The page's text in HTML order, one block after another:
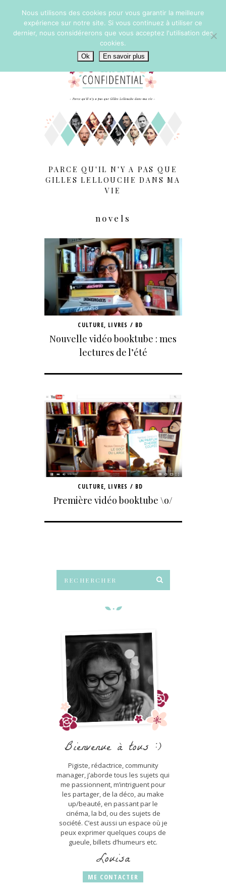
PARCE QU'IL N'Y A PAS QUE
GILLES LELLOUCHE DANS MA
VIE
novels
CULTURE, LIVRES / BD
Nouvelle vidéo booktube : mes
lectures de l’été
CULTURE, LIVRES / BD
Première vidéo booktube \o/
Bienvenue à tous :)
Pigiste, rédactrice, community
manager, j’aborde tous les sujets qui
me passionnent, m’intriguent pour
les partager, de la déco, au make
up/beauté, en passant par le
cinéma, la bd, ou des sujets de
société. C’est aussi un espace où je
peux exprimer quelques coups de
gueule, billets d’humeurs etc.
Louisa
ME CONTACTER
Nous utilisons des cookies pour vous garantir la meilleure
expérience sur notre site. Si vous continuez à utiliser ce
dernier, nous considérerons que vous acceptez l'utilisation des
cookies.
Ok En savoir plus